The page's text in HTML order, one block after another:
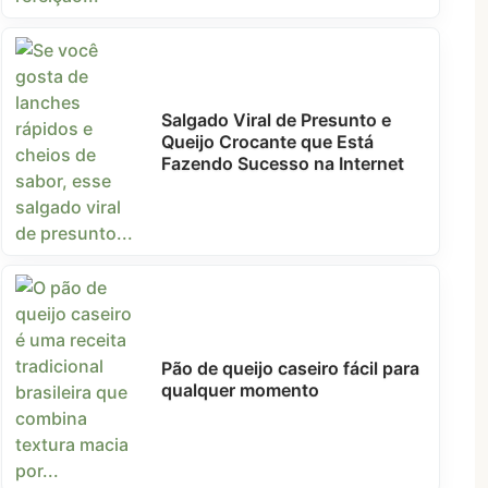
Salgado Viral de Presunto e
Queijo Crocante que Está
Fazendo Sucesso na Internet
Pão de queijo caseiro fácil para
qualquer momento